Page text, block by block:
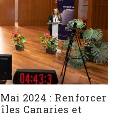
2024 : Renforcer
Canaries et